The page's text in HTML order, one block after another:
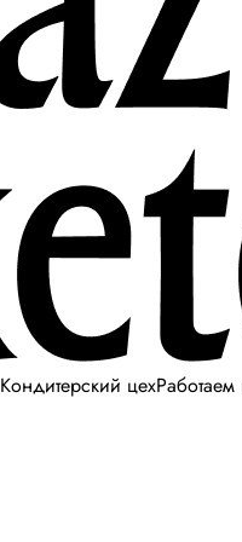
Кондитерский цехРаботаем